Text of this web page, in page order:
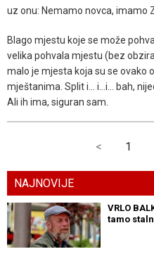
uz onu: Nemamo novca, imamo
Blago mjestu koje se može
velika pohvala mjestu (bez
malo je mjesta koja su se ovako
mještanima. Split i... i...i... bah,
Ali ih ima, siguran sam.
< 1
NAJNOVIJE
VRLO
tamo